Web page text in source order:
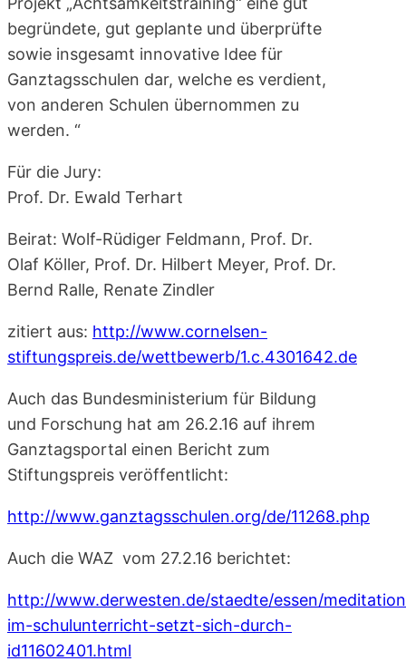
begründete, gut geplante und überprüfte
sowie insgesamt innovative Idee für
Ganztagsschulen dar, welche es verdient,
von anderen Schulen übernommen zu
werden. “
Für die Jury:
Prof. Dr. Ewald Terhart
Beirat: Wolf-Rüdiger Feldmann, Prof. Dr.
Olaf Köller, Prof. Dr. Hilbert Meyer, Prof. Dr.
Bernd Ralle, Renate Zindler
zitiert aus: http://www.cornelsen-
stiftungspreis.de/wettbewerb/1.c.4301642.de
Auch das Bundesministerium für Bildung
und Forschung hat am 26.2.16 auf ihrem
Ganztagsportal einen Bericht zum
Stiftungspreis veröffentlicht:
http://www.ganztagsschulen.org/de/11268.php
Auch die WAZ vom 27.2.16 berichtet:
http://www.derwesten.de/staedte/essen/
im-schulunterricht-setzt-sich-durch-
id11602401.html